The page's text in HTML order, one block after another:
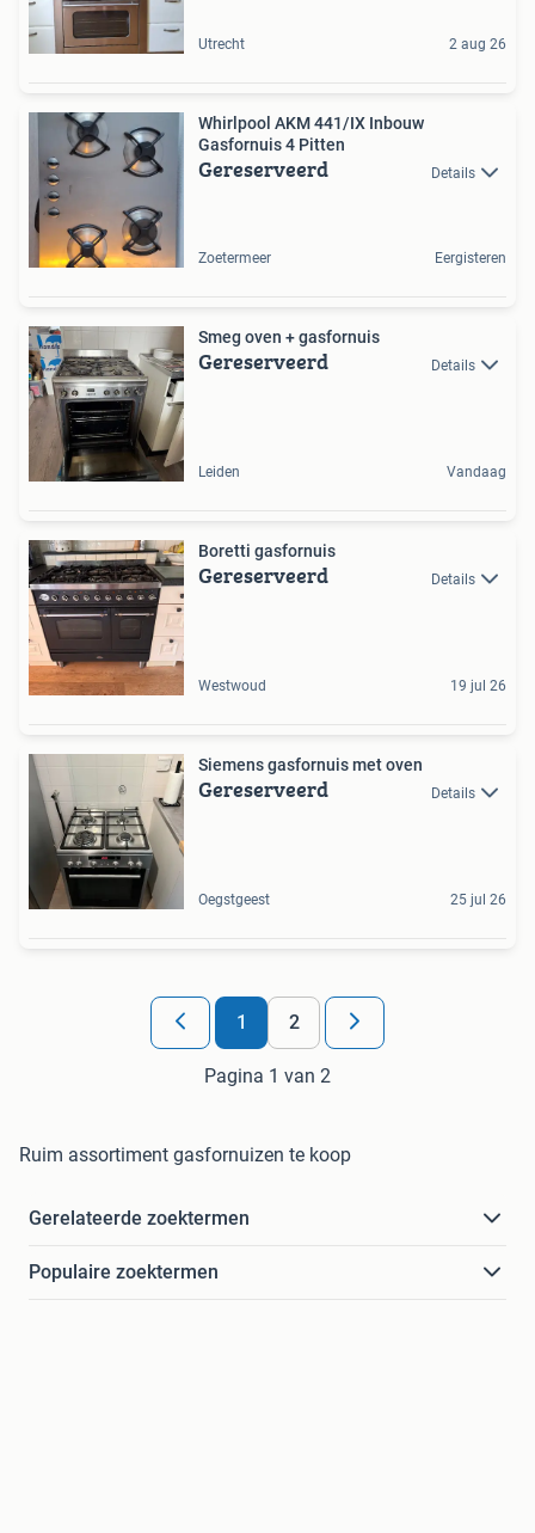
Utrecht 2 aug 26
Whirlpool AKM 441/IX Inbouw
Gasfornuis 4 Pitten
Gereserveerd Details
Zoetermeer Eergisteren
Smeg oven + gasfornuis
Gereserveerd Details
Leiden Vandaag
Boretti gasfornuis
Gereserveerd Details
Westwoud 19 jul 26
Siemens gasfornuis met oven
Gereserveerd Details
Oegstgeest 25 jul 26
1 2
Pagina 1 van 2
Ruim assortiment gasfornuizen te koop
Gerelateerde zoektermen
Populaire zoektermen